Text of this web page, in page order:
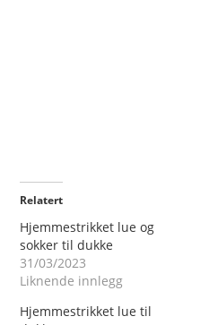
Relatert
Hjemmestrikket lue og
sokker til dukke
31/03/2023
Liknende innlegg
Hjemmestrikket lue til